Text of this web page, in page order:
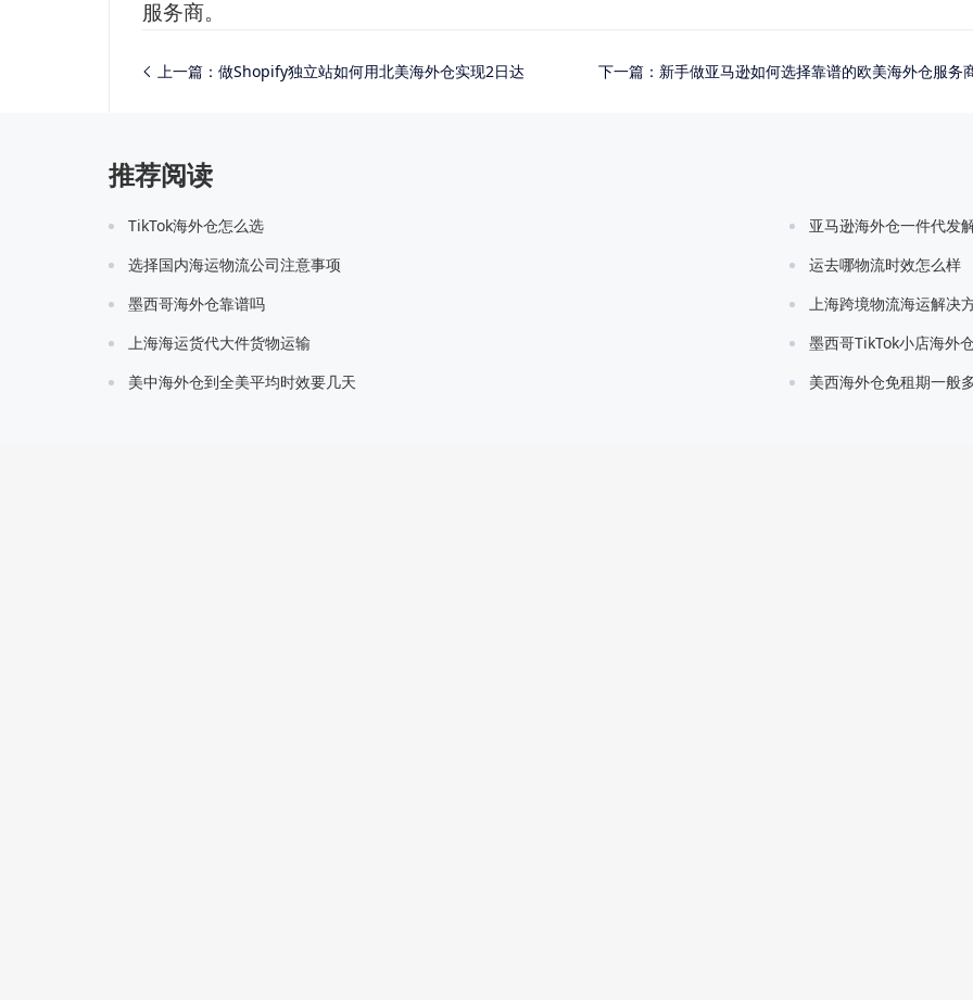
服务商。
上一篇： 做Shopify独立站如何用北美海外仓实现2日达 下一篇： 新手做亚马逊如何选择靠谱的欧美海外仓服务
推荐阅读
TikTok海外仓怎么选
亚马逊海外仓一件代发
选择国内海运物流公司注意事项
运去哪物流时效怎么样
墨西哥海外仓靠谱吗
上海跨境物流海运解决
上海海运货代大件货物运输
墨西哥TikTok小店海外
美中海外仓到全美平均时效要几天
美西海外仓免租期一般